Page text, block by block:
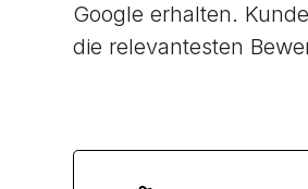
Google erhalten.
die relevantesten